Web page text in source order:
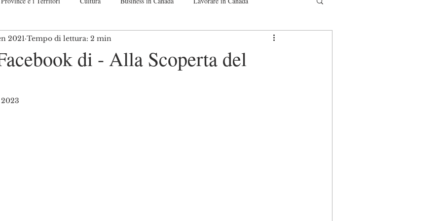
Guide passo per passo
di - Alla Scoperta del
2021 Tempo di lettura: 2 min
2023
su 5.